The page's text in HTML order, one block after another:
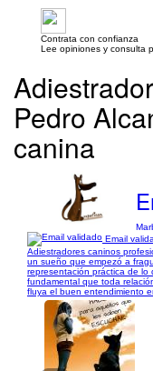
Contrata con confianza
Lee opiniones y consulta
Pedro
canina
Email
Adiestradores caninos
un sueño que empezó a
representación práctica de lo
fundamental que toda
fluya el buen entendimiento